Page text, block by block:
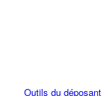
Outils du déposant